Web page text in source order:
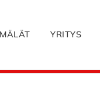
YRITYS